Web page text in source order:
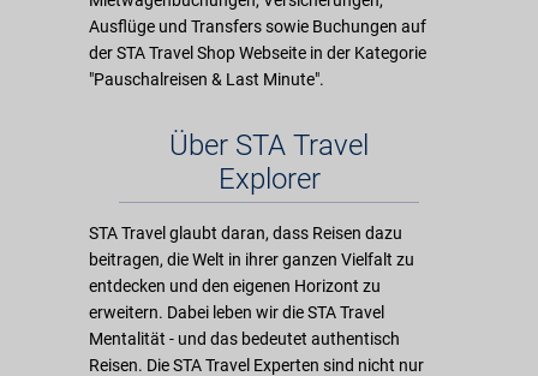
Ausflüge und Transfers sowie Buchungen auf
der STA Travel Shop Webseite in der Kategorie
"Pauschalreisen & Last Minute".
Über STA Travel
Explorer
STA Travel glaubt daran, dass Reisen dazu
beitragen, die Welt in ihrer ganzen Vielfalt zu
entdecken und den eigenen Horizont zu
erweitern. Dabei leben wir die STA Travel
Mentalität - und das bedeutet authentisch
Reisen. Die STA Travel Experten sind nicht nur